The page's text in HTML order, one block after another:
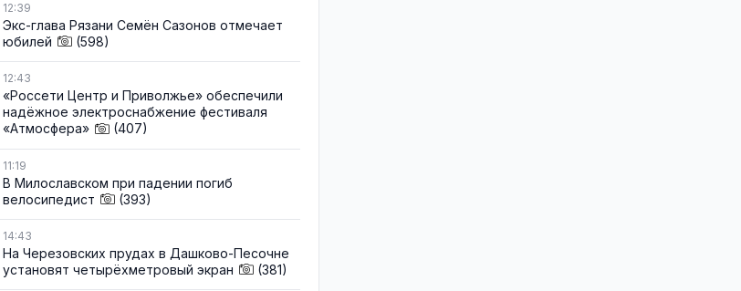
12:39
Экс-глава Рязани Семён Сазонов отмечает
юбилей
(598)
12:43
«Россети Центр и Приволжье» обеспечили
надёжное электроснабжение фестиваля
«Атмосфера»
(407)
11:19
В Милославском при падении погиб
велосипедист
(393)
14:43
На Черезовских прудах в Дашково-Песочне
установят четырёхметровый экран
(381)